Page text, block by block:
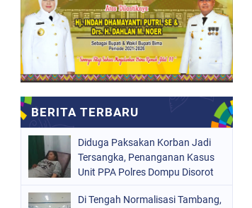
Diduga Paksakan Korban Jadi
Tersangka, Penanganan Kasus
Unit PPA Polres Dompu Disorot
Di Tengah Normalisasi Tambang,